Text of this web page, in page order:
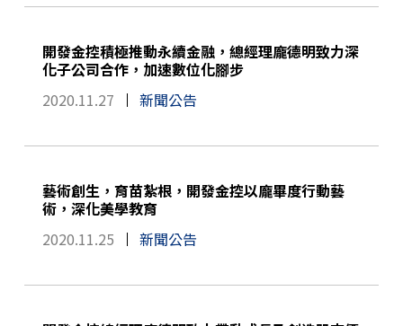
開發金控積極推動永續金融，總經理龐德明致力深
化子公司合作，加速數位化腳步
2020.11.27
新聞公告
藝術創生，育苗紮根，開發金控以龐畢度行動藝
術，深化美學教育
2020.11.25
新聞公告